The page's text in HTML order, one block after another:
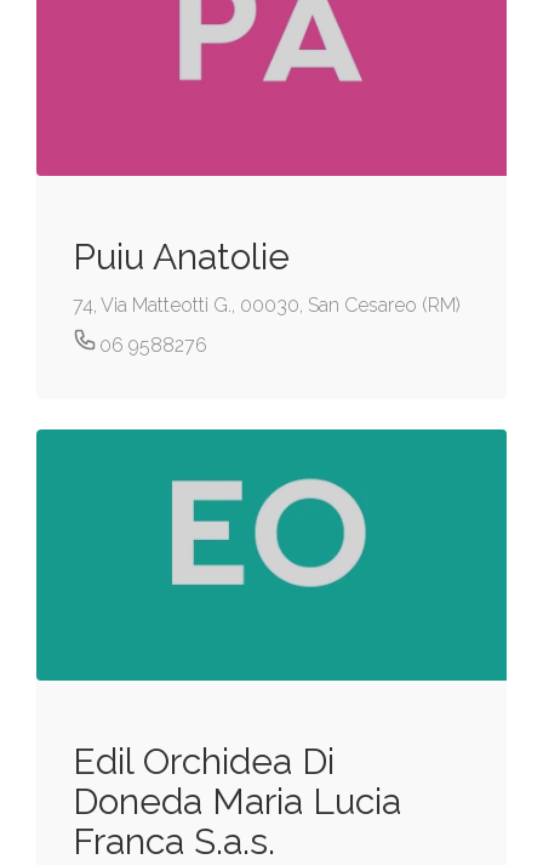
Puiu Anatolie
74, Via Matteotti G., 00030, San Cesareo (RM)
06 9588276
Edil Orchidea Di
Doneda Maria Lucia
Franca S.a.s.